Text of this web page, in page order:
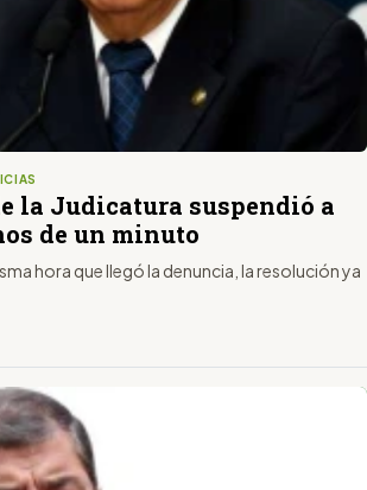
la Judicatura suspendió a
de un minuto
hora que llegó la denuncia, la resolución ya